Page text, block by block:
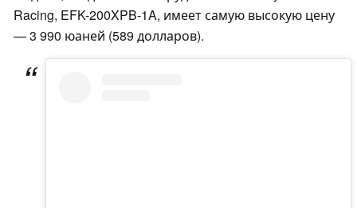
Racing, EFK-200XPB-1A, имеет самую высокую цену
— 3 990 юаней (589 долларов).